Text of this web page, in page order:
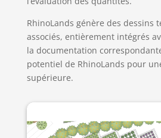
RhinoLands génère des dessins
associés, entièrement intégrés
la documentation
potentiel de RhinoLands pour
supérieure.